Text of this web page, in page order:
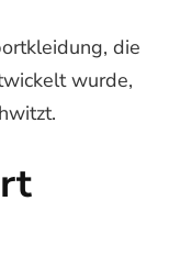
die
wurde,